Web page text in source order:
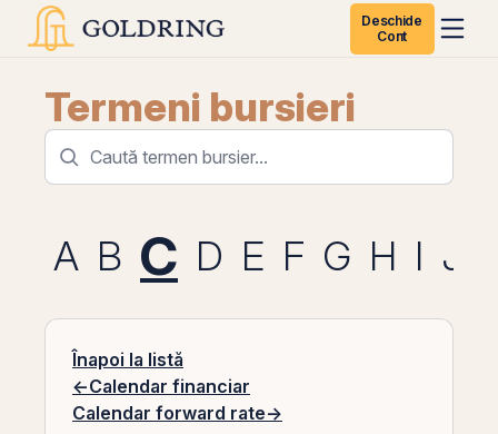
Deschide
Cont
Termeni bursieri
A B C D E F G H I J
Înapoi la listă
←Calendar financiar
Calendar forward rate→